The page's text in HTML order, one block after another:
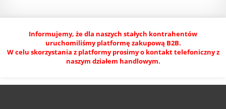
Informujemy, że dla naszych stałych kontrahentów
uruchomiliśmy platformę zakupową B2B.
W celu skorzystania z platformy prosimy o kontakt telefoniczny z
naszym działem handlowym.